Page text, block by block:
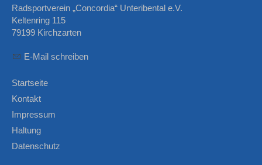
Radsportverein „Concordia“ Unteribental e.V.
Keltenring 115
79199 Kirchzarten
E-Mail schreiben
Startseite
Kontakt
Impressum
Haltung
Datenschutz